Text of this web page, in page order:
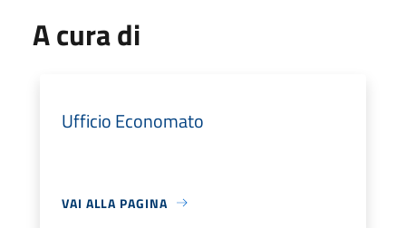
A cura di
Ufficio Economato
VAI ALLA PAGINA